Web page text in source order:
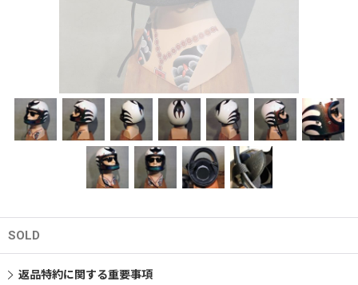
SOLD
返品特約に関する重要事項